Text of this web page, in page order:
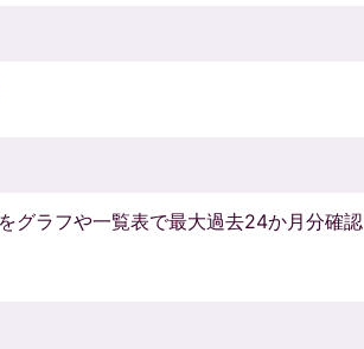
グラフや一覧表で最大過去24か月分確認